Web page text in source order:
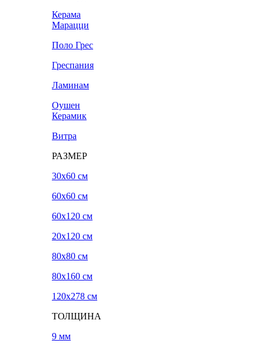
Керама
Марацци
Поло Грес
Греспания
Ламинам
Оушен
Керамик
Витра
РАЗМЕР
30x60 см
60x60 см
60x120 см
20х120 см
80x80 см
80x160 см
120х278 см
ТОЛЩИНА
9 мм